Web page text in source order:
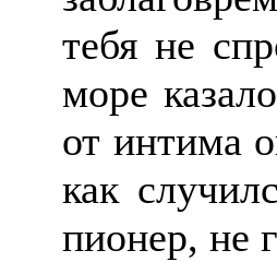
тебя не
море
от интима
как
пионер, не